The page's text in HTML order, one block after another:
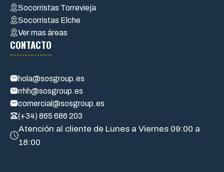
Socorristas Torrevieja
Socorristas Elche
Ver mas áreas
CONTACTO
hola@sosgroup.es
rrhh@sosgroup.es
comercial@sosgroup.es
(+34) 865 686 203
Atención al cliente de Lunes a Viernes 09:00 a
18:00